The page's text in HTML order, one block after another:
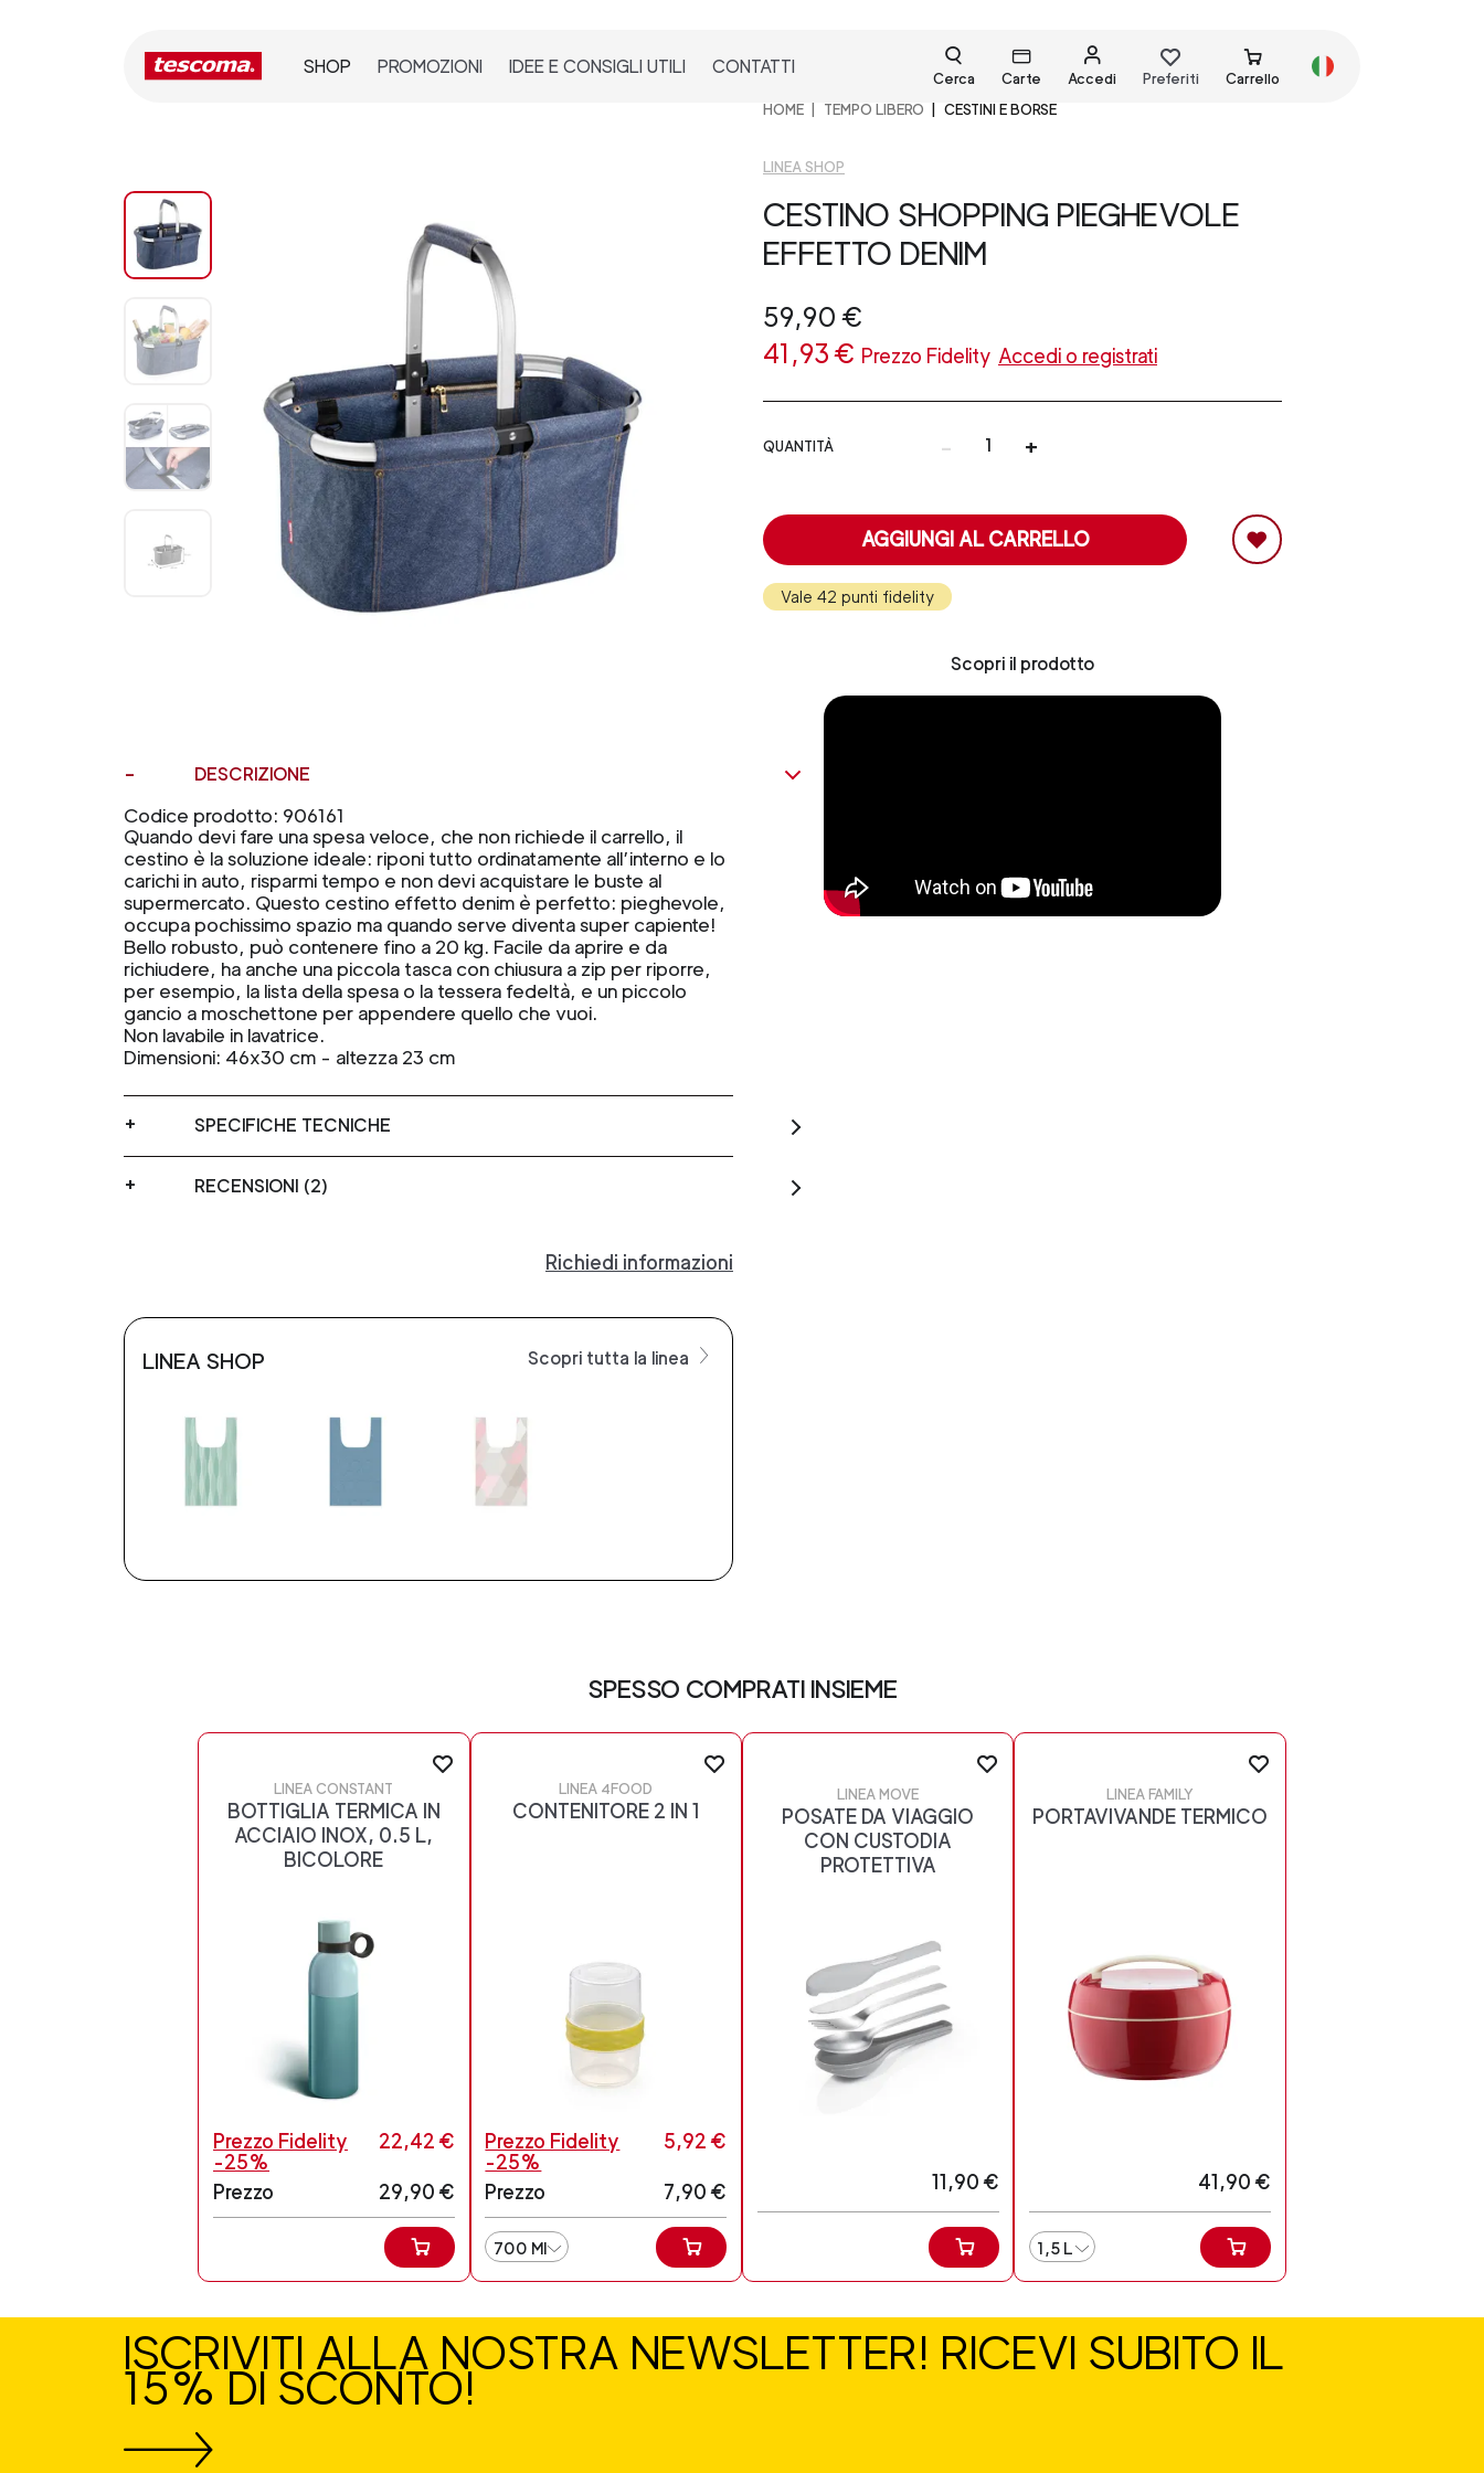
SHOP PROMOZIONI IDEE E CONSIGLI UTILI CONTATTI
Cerca Carte Accedi Preferiti Carrello
DESCRIZIONE
Codice prodotto: 906161
Quando devi fare una spesa veloce, che non richiede il carrello, il
cestino è la soluzione ideale: riponi tutto ordinatamente all’interno e lo
carichi in auto, risparmi tempo e non devi acquistare le buste al
supermercato. Questo cestino effetto denim è perfetto: pieghevole,
occupa pochissimo spazio ma quando serve diventa super capiente!
Bello robusto, può contenere fino a 20 kg. Facile da aprire e da
richiudere, ha anche una piccola tasca con chiusura a zip per riporre,
per esempio, la lista della spesa o la tessera fedeltà, e un piccolo
gancio a moschettone per appendere quello che vuoi.
Non lavabile in lavatrice.
Dimensioni: 46x30 cm - altezza 23 cm
SPECIFICHE TECNICHE
RECENSIONI (2)
Richiedi informazioni
LINEA SHOP Scopri tutta la linea
HOME TEMPO LIBERO CESTINI E BORSE
LINEA SHOP
CESTINO SHOPPING PIEGHEVOLE
EFFETTO DENIM
59,90 €
41,93 € Prezzo Fidelity Accedi o registrati
QUANTITÀ - +
AGGIUNGI AL CARRELLO
Vale 42 punti fidelity
Scopri il prodotto
SPESSO COMPRATI INSIEME
LINEA CONSTANT
BOTTIGLIA TERMICA IN
ACCIAIO INOX, 0.5 L,
BICOLORE
Prezzo Fidelity
-25%
22,42 €
Prezzo 29,90 €
LINEA 4FOOD
CONTENITORE 2 IN 1
Prezzo Fidelity
-25%
5,92 €
Prezzo 7,90 €
700 MI
LINEA MOVE
POSATE DA VIAGGIO
CON CUSTODIA
PROTETTIVA
11,90 €
LINEA FAMILY
PORTAVIVANDE TERMICO
41,90 €
1,5 L
ISCRIVITI ALLA NOSTRA NEWSLETTER! RICEVI SUBITO IL
15% DI SCONTO!